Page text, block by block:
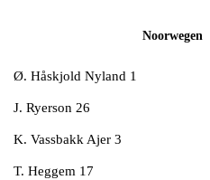
Noorwegen
Ø. Håskjold Nyland 1
J. Ryerson 26
K. Vassbakk Ajer 3
T. Heggem 17